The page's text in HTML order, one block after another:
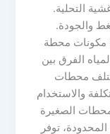
التحلية.
والجودة.
: مكونات محطة
الفرق بين
محطات
والاستخدام
الصغيرة
المحدودة، توفر